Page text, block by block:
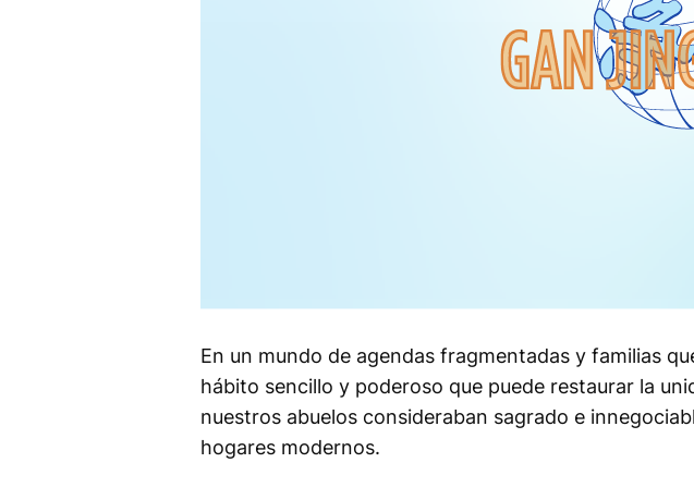
En un mundo de agendas fragmentadas y familias
hábito sencillo y poderoso que puede restaurar la
nuestros abuelos consideraban sagrado e
hogares modernos.